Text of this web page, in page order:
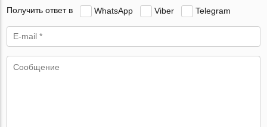
Получить ответ в WhatsApp Viber Telegram